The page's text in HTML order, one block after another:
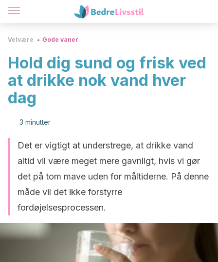
Velvære Gode vaner
Hold dig sund og frisk ved
at drikke nok vand hver
dag
3 minutter
Det er vigtigt at understrege, at drikke vand
altid vil være meget mere gavnligt, hvis vi gør
det på tom mave uden for måltiderne. På denne
måde vil det ikke forstyrre
fordøjelsesprocessen.